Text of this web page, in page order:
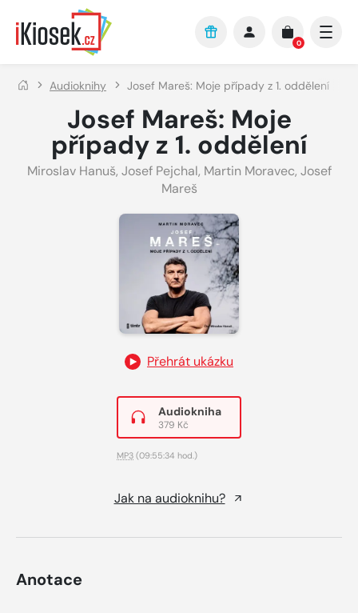
Přejít na hlavní obsah
0
Audioknihy Josef Mareš: Moje případy z 1. oddělení
Josef Mareš: Moje
případy z 1. oddělení
Miroslav Hanuš, Josef Pejchal, Martin Moravec, Josef
Mareš
Přehrát ukázku
Audiokniha
379 Kč
MP3 (09:55:34 hod.)
Jak na audioknihu?
Anotace